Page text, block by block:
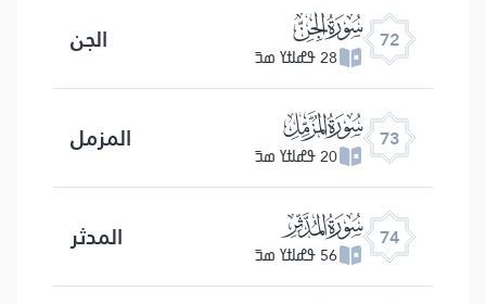
72 ﯵ
28 ߟߝߊߙߌ ߘߏ߫ الجن
73 ﯶ
20 ߟߝߊߙߌ ߘߏ߫ المزمل
74 ﯷ
56 ߟߝߊߙߌ ߘߏ߫ المدثر